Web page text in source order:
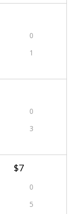
0
1
0
3
$7
0
5